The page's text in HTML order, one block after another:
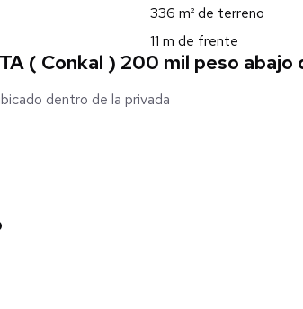
336 m² de terreno
11 m de frente
( Conkal ) 200 mil peso abajo
dentro de la privada